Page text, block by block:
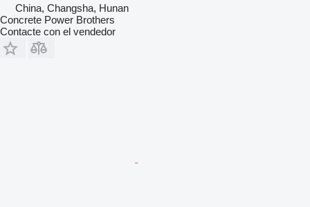
China, Changsha, Hunan
Concrete Power Brothers
Contacte con el vendedor